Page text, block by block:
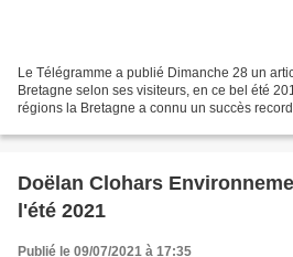
Le Télégramme a publié Dimanche 28 un
Bretagne selon ses visiteurs, en ce bel été
régions la Bretagne a connu un succès
Doëlan Clohars Environnement - La
l'été 2021
Publié le 09/07/2021 à 17:35